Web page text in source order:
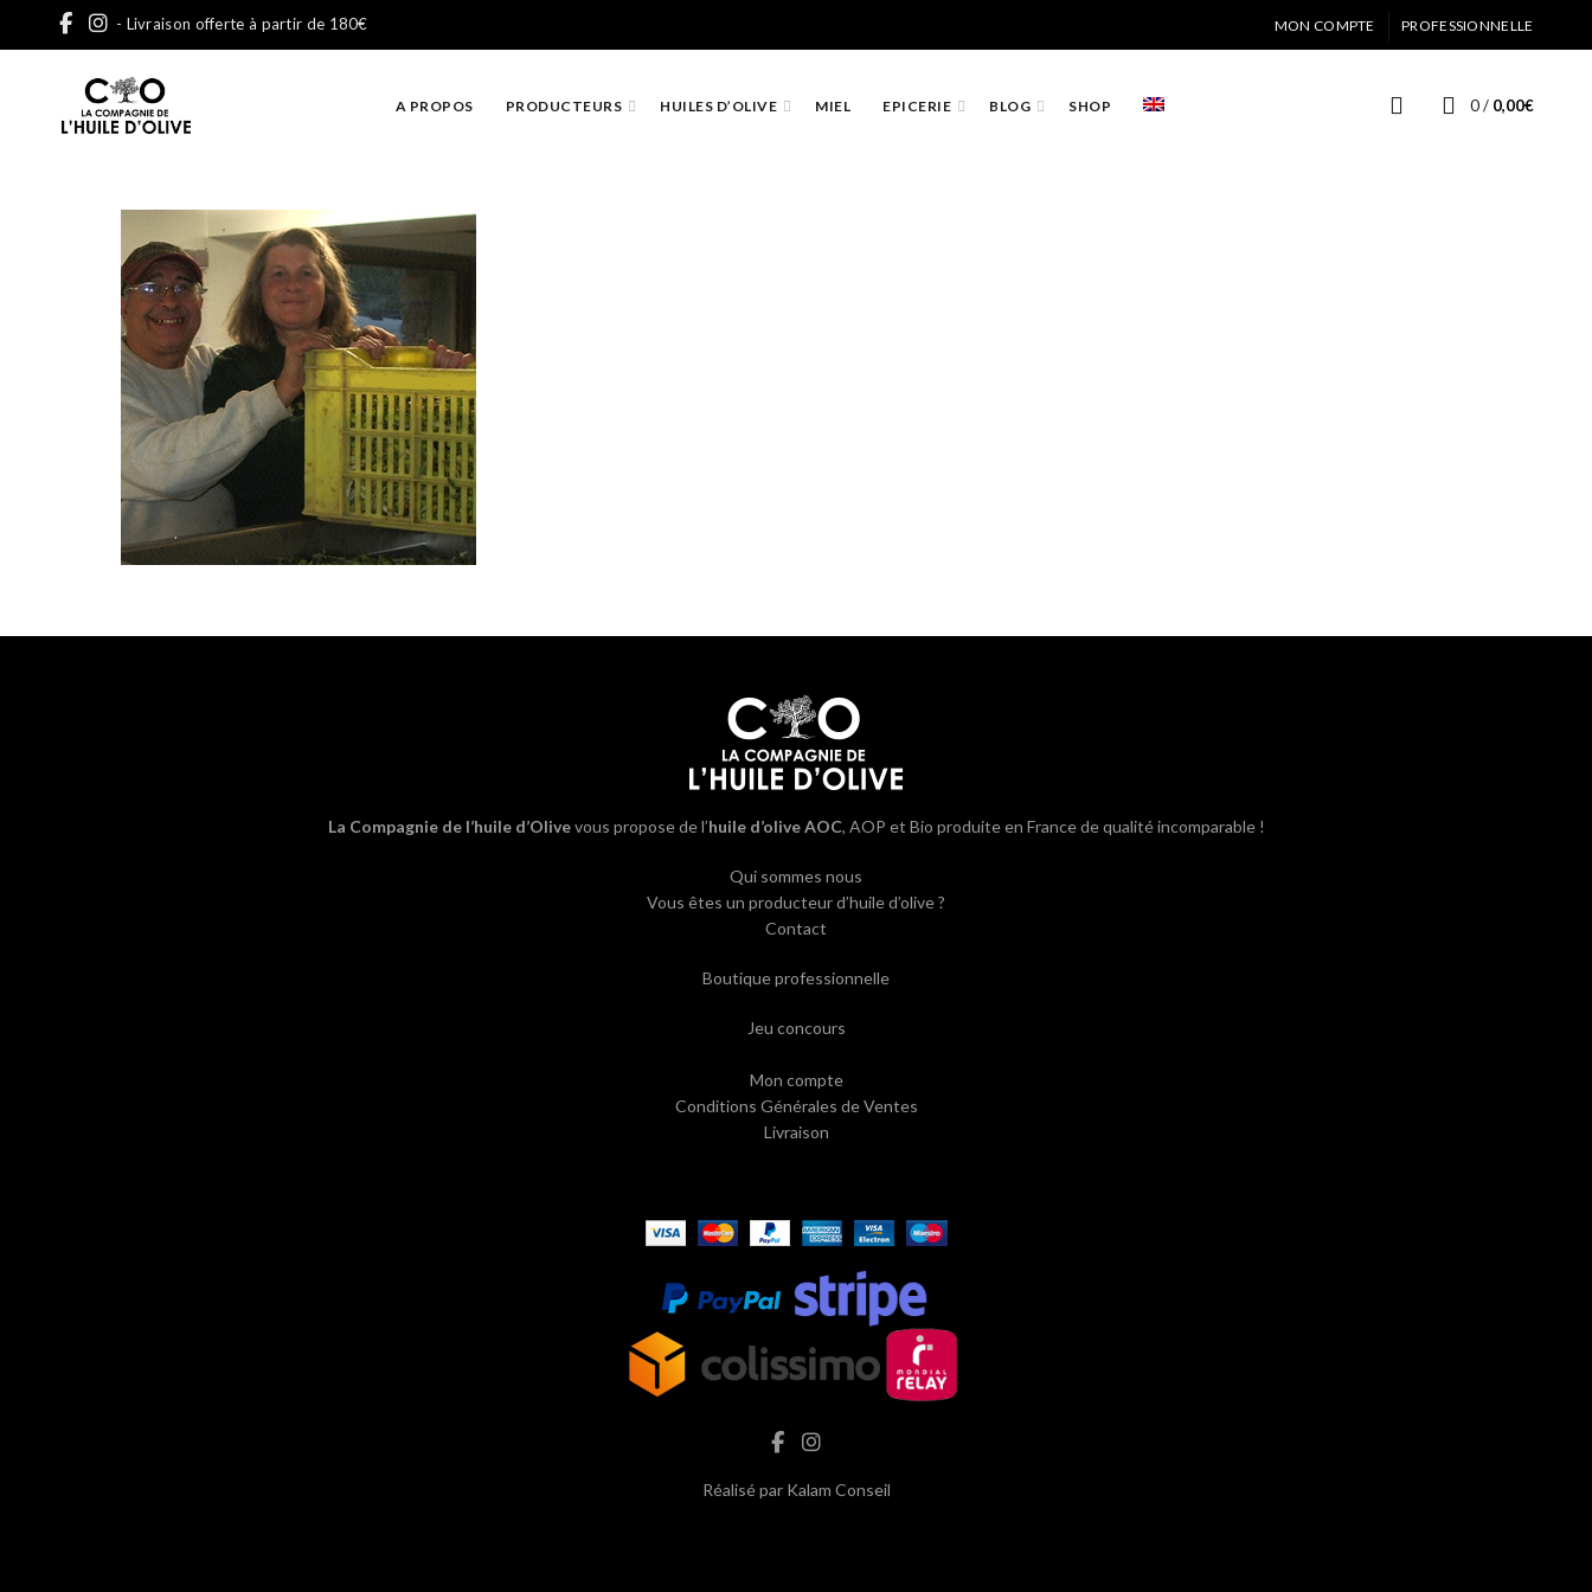
- Livraison offerte à partir de 180€ MON COMPTE PROFESSIONNELLE
A PROPOS PRODUCTEURS HUILES D’OLIVE MIEL EPICERIE BLOG SHOP 0 / 0,00€
La Compagnie de l’huile d’Olivevous propose de l’huile d’olive AOC, AOP et Bio produite en France de qualité incomparable !
Qui sommes nous
Vous êtes un producteur d’huile d’olive ?
Contact
Boutique professionnelle
Jeu concours
Mon compte
Conditions Générales de Ventes
Livraison
Réalisé par Kalam Conseil